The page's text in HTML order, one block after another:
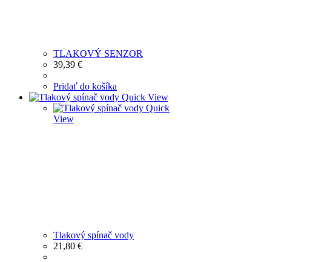
TLAKOVÝ SENZOR
39,39 €
Pridať do košíka
Quick View
Quick
View
Tlakový spínač vody
21,80 €